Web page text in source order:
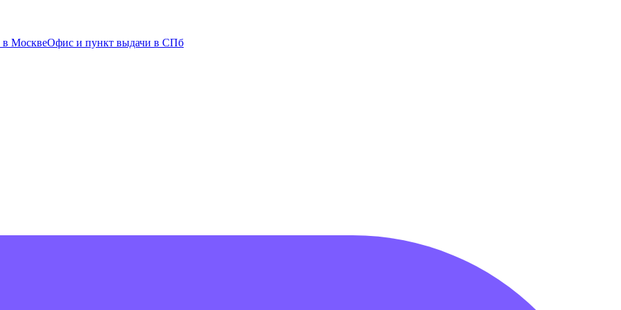
МосквеОфис и пункт выдачи в СПб